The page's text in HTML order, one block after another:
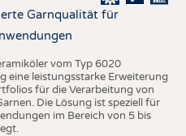
Garnqualität für
vom Typ 6020
eine leistungsstarke Erweiterung
für die Verarbeitung von
Die Lösung ist speziell für
im Bereich von 5 bis